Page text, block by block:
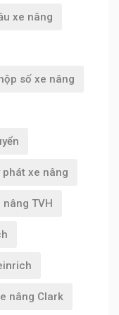
xe nâng
số xe nâng
phát xe nâng
TVH
nâng Clark